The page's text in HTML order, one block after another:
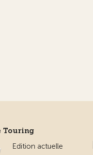
Touring
Edition actuelle